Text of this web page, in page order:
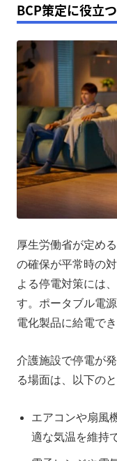
BCP策定に役立
厚生労働省が定め
の確保が平常時の
よる停電対策には
す。ポータブル電
電化製品に給電で
介護施設で停電が
る場面は、以下のと
エアコンや扇風
適な気温を維持